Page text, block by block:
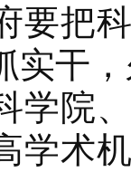
要把
实干
院、
学术